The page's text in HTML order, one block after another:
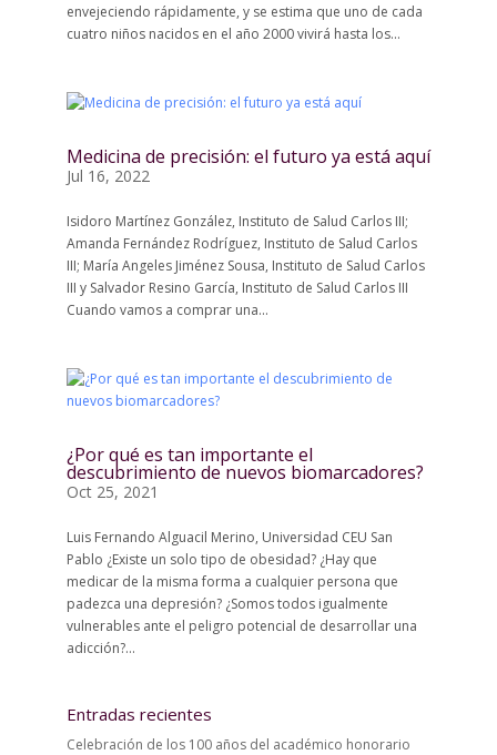
envejeciendo rápidamente, y se estima que uno de cada
cuatro niños nacidos en el año 2000 vivirá hasta los...
Medicina de precisión: el futuro ya está aquí
Jul 16, 2022
Isidoro Martínez González, Instituto de Salud Carlos III;
Amanda Fernández Rodríguez, Instituto de Salud Carlos
III; María Angeles Jiménez Sousa, Instituto de Salud Carlos
III y Salvador Resino García, Instituto de Salud Carlos III
Cuando vamos a comprar una...
¿Por qué es tan importante el
descubrimiento de nuevos biomarcadores?
Oct 25, 2021
Luis Fernando Alguacil Merino, Universidad CEU San
Pablo ¿Existe un solo tipo de obesidad? ¿Hay que
medicar de la misma forma a cualquier persona que
padezca una depresión? ¿Somos todos igualmente
vulnerables ante el peligro potencial de desarrollar una
adicción?...
Entradas recientes
Celebración de los 100 años del académico honorario